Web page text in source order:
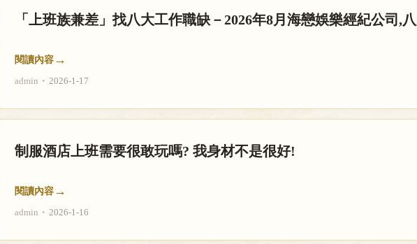
「上班族兼差」找八大工作職缺－2026年8月海戀娛樂經紀公司,
閱讀內容 →
admin • 2026-1-17
制服酒店上班需要很敢玩嗎? 我身材不是很好!
閱讀內容 →
admin • 2026-1-16